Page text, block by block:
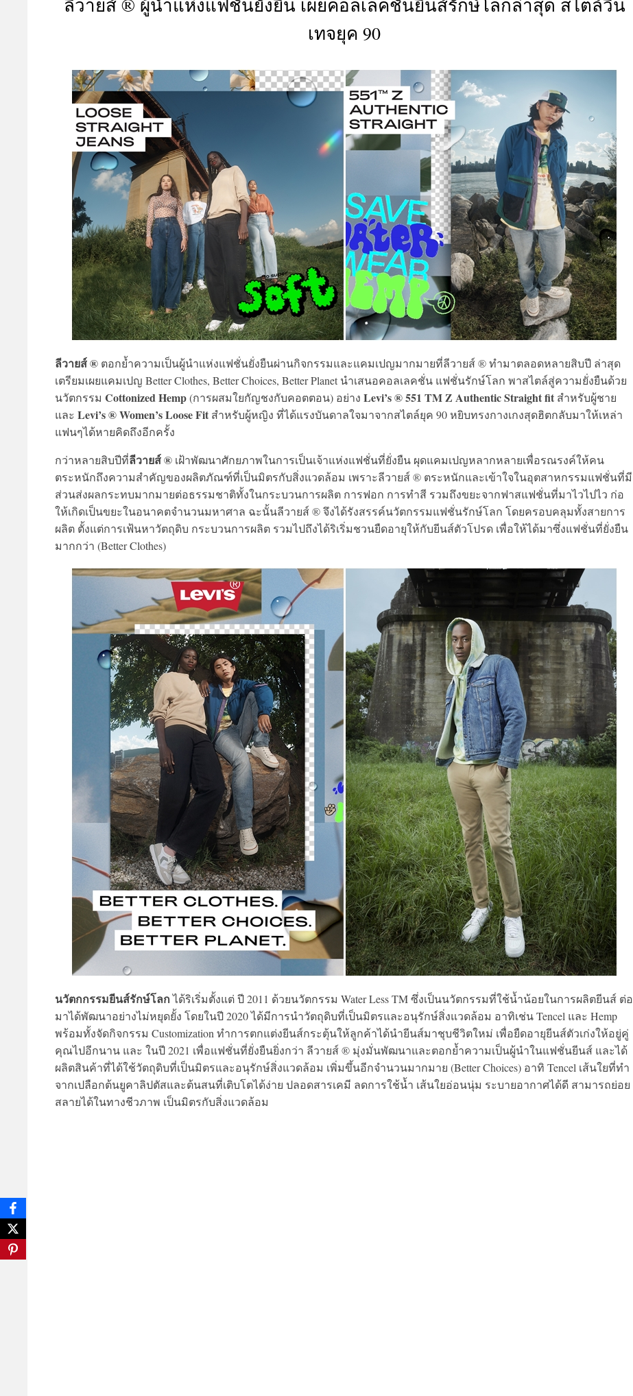
DEAL
ลีวายส์ ® ผู้นำแห่งแฟชั่นยั่งยืน เผยคอลเลคชั่นยีนส์รักษ์โลกล่าสุด สไตล์วิน
เทจยุค 90
ลีวายส์ ® ตอกย้ำความเป็นผู้นำแห่งแฟชั่นยั่งยืนผ่านกิจกรรมและแคมเปญมากมายที่ลีวายส์ ® ทำมาตลอดหลายสิบปี ล่าสุด
เตรียมเผยแคมเปญ Better Clothes, Better Choices, Better Planet นำเสนอคอลเลคชั่น แฟชั่นรักษ์โลก พาสไตล์สู่ความยั่งยืนด้วย
นวัตกรรม Cottonized Hemp(การผสมใยกัญชงกับคอตตอน) อย่าง Levi’s ® 551 TM Z Authentic Straight fit สำหรับผู้ชาย
และ Levi’s ® Women’s Loose Fit สำหรับผู้หญิง ที่ได้แรงบันดาลใจมาจากสไตล์ยุค 90 หยิบทรงกางเกงสุดฮิตกลับมาให้เหล่า
แฟนๆได้หายคิดถึงอีกครั้ง
กว่าหลายสิบปีที่ลีวายส์ ® เฝ้าพัฒนาศักยภาพในการเป็นเจ้าแห่งแฟชั่นที่ยั่งยืน ผุดแคมเปญหลากหลายเพื่อรณรงค์ให้คน
ตระหนักถึงความสำคัญของผลิตภัณฑ์ที่เป็นมิตรกับสิ่งแวดล้อม เพราะลีวายส์ ® ตระหนักและเข้าใจในอุตสาหกรรมแฟชั่นที่มี
ส่วนส่งผลกระทบมากมายต่อธรรมชาติทั้งในกระบวนการผลิต การฟอก การทำสี รวมถึงขยะจากฟาสแฟชั่นที่มาไวไปไว ก่อ
ให้เกิดเป็นขยะในอนาคตจำนวนมหาศาล ฉะนั้นลีวายส์ ® จึงได้รังสรรค์นวัตกรรมแฟชั่นรักษ์โลก โดยครอบคลุมทั้งสายการ
ผลิต ตั้งแต่การเฟ้นหาวัตถุดิบ กระบวนการผลิต รวมไปถึงได้ริเริ่มชวนยืดอายุให้กับยีนส์ตัวโปรด เพื่อให้ได้มาซึ่งแฟชั่นที่ยั่งยืน
มากกว่า (Better Clothes)
นวัตกกรรมยีนส์รักษ์โลกได้ริเริ่มตั้งแต่ ปี 2011 ​ด้วยนวัตกรรม Water Less TM ซึ่งเป็นนวัตกรรมที่ใช้น้ำน้อยในการผลิตยีนส์ ต่อ
มาได้พัฒนาอย่างไม่หยุดยั้ง โดยในปี 2020 ได้มีการนำวัตถุดิบที่เป็นมิตรและอนุรักษ์สิ่งแวดล้อม อาทิเช่น Tencel และ Hemp
พร้อมทั้งจัดกิจกรรม Customization ทำการตกแต่งยีนส์กระตุ้นให้ลูกค้าได้นำยีนส์มาชุบชีวิตใหม่ เพื่อยืดอายุยีนส์ตัวเก่งให้อยู่คู่
คุณไปอีกนาน และ ในปี 2021 เพื่อแฟชั่นที่ยั่งยืนยิ่งกว่า ลีวายส์ ® มุ่งมั่นพัฒนาและตอกย้ำความเป็นผู้นำในแฟชั่นยีนส์ และได้
ผลิตสินค้าที่ได้ใช้วัตถุดิบที่เป็นมิตรและอนุรักษ์สิ่งแวดล้อม เพิ่มขึ้นอีกจำนวนมากมาย (Better Choices) อาทิ Tencel เส้นใยที่ทำ
จากเปลือกต้นยูคาลิปตัสและต้นสนที่เติบโตได้ง่าย ปลอดสารเคมี ลดการใช้น้ำ เส้นใยอ่อนนุ่ม ระบายอากาศได้ดี สามารถย่อย
สลายได้ในทางชีวภาพ เป็นมิตรกับสิ่งแวดล้อม